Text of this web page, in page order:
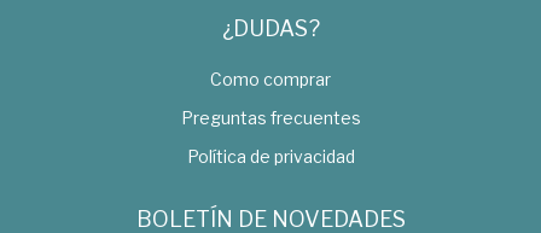
¿DUDAS?
Como comprar
Preguntas frecuentes
Política de privacidad
BOLETÍN DE NOVEDADES